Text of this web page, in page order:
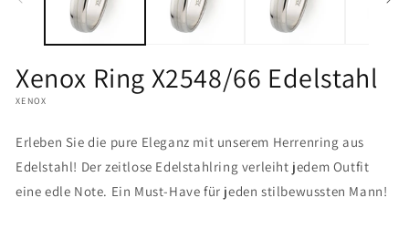
Xenox Ring X2548/66 Edelstahl
XENOX
Erleben Sie die pure Eleganz mit unserem Herrenring aus
Edelstahl! Der zeitlose Edelstahlring verleiht jedem Outfit
eine edle Note. Ein Must-Have für jeden stilbewussten Mann!